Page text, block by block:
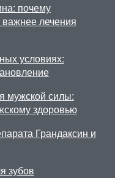
почему
лечения
условиях:
мужской силы:
здоровью
Грандаксин и
зубов